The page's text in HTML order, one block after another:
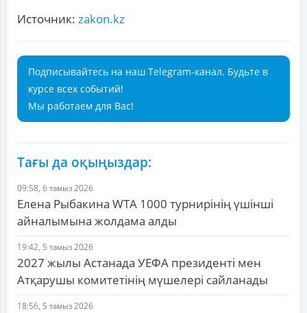
Источник: zakon.kz
Подписывайтесь на наш Telegram-канал. Будьте в
курсе всех событий!
Мы работаем для Вас!
Тағы да оқыңыздар:
09:58, 6 тамыз 2026
Елена Рыбакина WTA 1000 турнирінің үшінші
айналымына жолдама алды
19:42, 5 тамыз 2026
2027 жылы Астанада УЕФА президенті мен
Атқарушы комитетінің мүшелері сайланады
18:56, 5 тамыз 2026